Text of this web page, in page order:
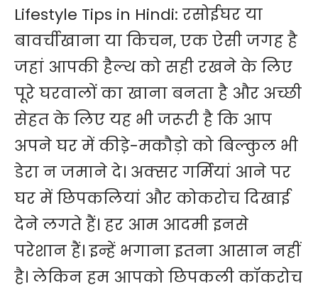
Lifestyle Tips in Hindi: रसोईघर या
बावर्चीखाना या किचन, एक ऐसी जगह है
जहां आपकी हैल्थ को सही रखने के लिए
पूरे घरवालों का खाना बनता है और अच्छी
सेहत के लिए यह भी जरूरी है कि आप
अपने घर में कीडे़-मकौड़ो को बिल्कुल भी
डेरा न जमाने दे। अक्सर गर्मियां आने पर
घर में छिपकलियां और कोकरोच दिखाई
देने लगते हैं। हर आम आदमी इनसे
परेशान हैं। इन्हें भगाना इतना आसान नहीं
है। लेकिन हम आपकोछिपकलीकॉकरोच